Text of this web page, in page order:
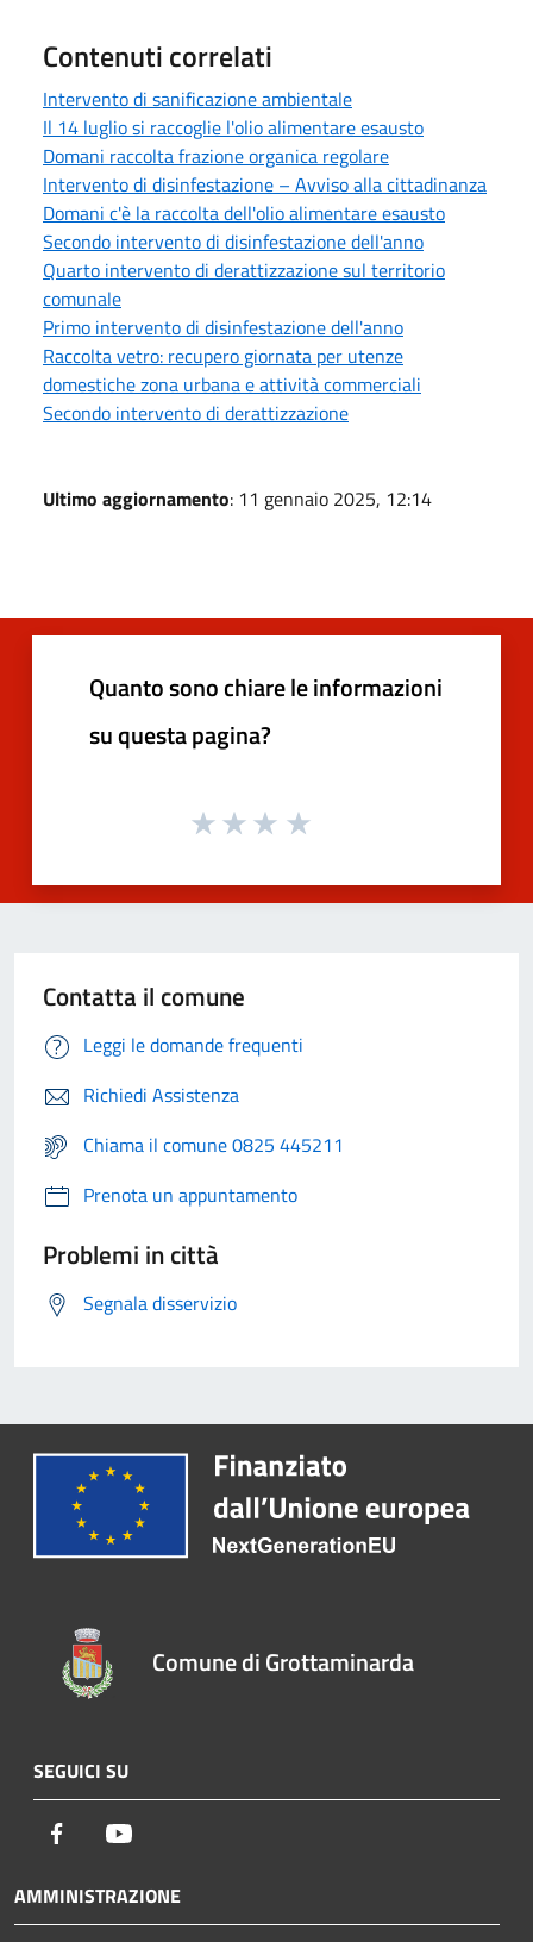
Contenuti correlati
Intervento di sanificazione ambientale
Il 14 luglio si raccoglie l'olio alimentare esausto
Domani raccolta frazione organica regolare
Intervento di disinfestazione – Avviso alla cittadinanza
Domani c'è la raccolta dell'olio alimentare esausto
Secondo intervento di disinfestazione dell'anno
Quarto intervento di derattizzazione sul territorio
comunale
Primo intervento di disinfestazione dell'anno
Raccolta vetro: recupero giornata per utenze
domestiche zona urbana e attività commerciali
Secondo intervento di derattizzazione
Ultimo aggiornamento: 11 gennaio 2025, 12:14
Quanto sono chiare le informazioni
su questa pagina?
Contatta il comune
Leggi le domande frequenti
Richiedi Assistenza
Chiama il comune 0825 445211
Prenota un appuntamento
Problemi in città
Segnala disservizio
Comune di Grottaminarda
SEGUICI SU
Facebook
AMMINISTRAZIONE